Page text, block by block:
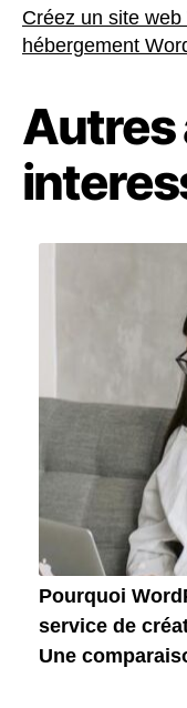
Créez un site
hébergement
Autres
Pourquoi
service de
Une